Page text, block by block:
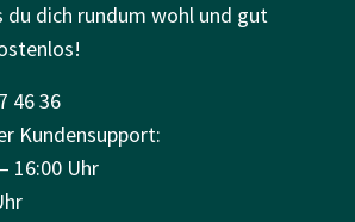
du dich rundum wohl und gut
46 36
Kundensupport:
16:00 Uhr